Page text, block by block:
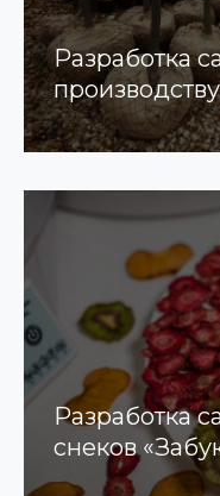
Разработка
Разработка
снеков